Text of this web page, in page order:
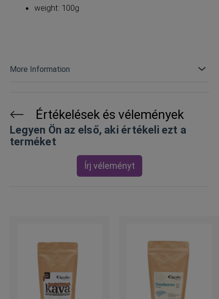
weight: 100g
More Information
Értékelések és vélemények
Legyen Ön az első, aki értékeli ezt a
terméket
Írj véleményt